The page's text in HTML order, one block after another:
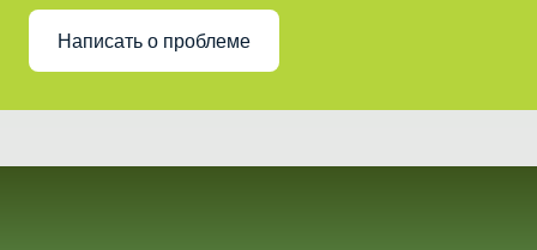
Написать о проблеме